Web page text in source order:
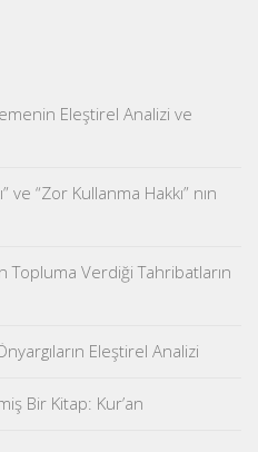
Eleştirel Analizi ve
ve “Zor Kullanma Hakkı” nın
Topluma Verdiği Tahribatların
Eleştirel Analizi
Bir Kitap: Kur’an